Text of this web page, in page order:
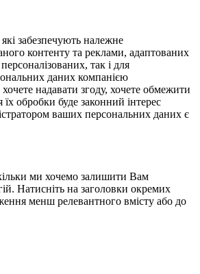
забезпечують належне
контенту та реклами, адаптованих
так і для
даних компанією
надавати згоду, хочете обмежити
обробки буде законний інтерес
ваших персональних даних є
ми хочемо залишити Вам
Натисніть на заголовки окремих
менш релевантного вмісту або до